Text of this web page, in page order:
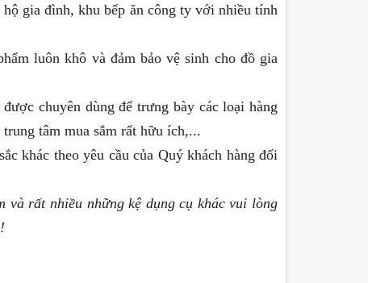
gia đình, khu bếp ăn công ty với nhiều tính
luôn khô và đảm bảo vệ sinh cho đồ gia
chuyên dùng để trưng bày các loại hàng
tâm mua sắm rất hữu ích,...
khác theo yêu cầu của Quý khách hàng đối
rất nhiều những kệ dụng cụ khác vui lòng